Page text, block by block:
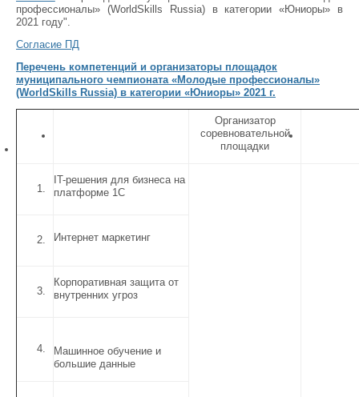
профессионалы» (WorldSkills Russia) в категории «Юниоры» в
2021 году".
Согласие ПД
Перечень компетенций и организаторы площадок
муниципального чемпионата «Молодые профессионалы»
(WorldSkills Russia) в категории «Юниоры» 2021 г.
Организатор
соревновательной
площадки
IT-решения для бизнеса на
платформе 1С
Интернет маркетинг
Корпоративная защита от
внутренних угроз
Машинное обучение и
большие данные